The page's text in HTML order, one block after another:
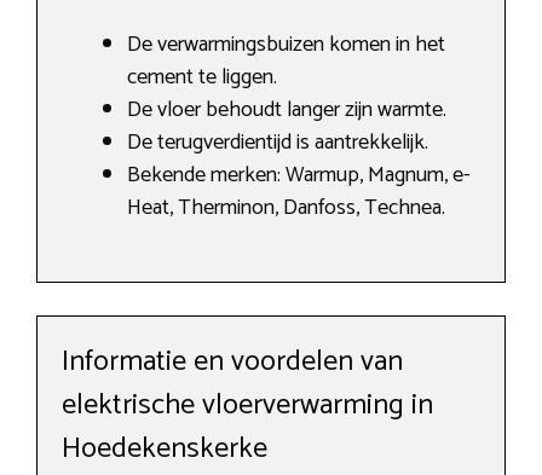
De verwarmingsbuizen komen in het
cement te liggen.
De vloer behoudt langer zijn warmte.
De terugverdientijd is aantrekkelijk.
Bekende merken: Warmup, Magnum, e-
Heat, Therminon, Danfoss, Technea.
Informatie en voordelen van
elektrische vloerverwarming in
Hoedekenskerke